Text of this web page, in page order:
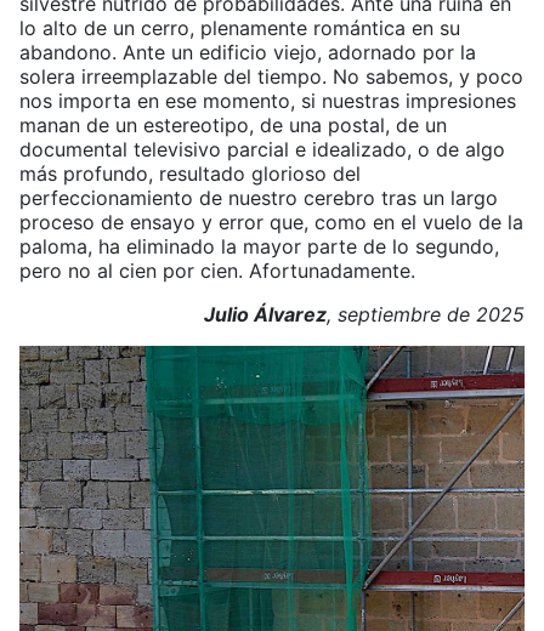
lo alto de un cerro, plenamente romántica en su
abandono. Ante un edificio viejo, adornado por la
solera irreemplazable del tiempo. No sabemos, y poco
nos importa en ese momento, si nuestras impresiones
manan de un estereotipo, de una postal, de un
documental televisivo parcial e idealizado, o de algo
más profundo, resultado glorioso del
perfeccionamiento de nuestro cerebro tras un largo
proceso de ensayo y error que, como en el vuelo de la
paloma, ha eliminado la mayor parte de lo segundo,
pero no al cien por cien. Afortunadamente.
Julio Álvarez, septiembre de 2025